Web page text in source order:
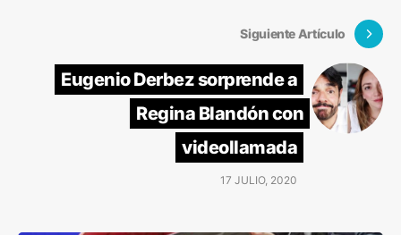
Siguiente Artículo
Eugenio Derbez sorprende a
Regina Blandón con
videollamada
17 JULIO, 2020